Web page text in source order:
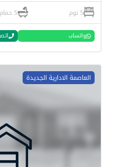
5 نوم 5 حمام
واتساب
العاصمة الادارية الجديدة